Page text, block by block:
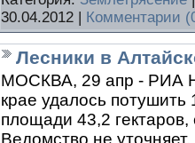
30.04.2012 | Комментарии
Лесники в
МОСКВА, 29 апр - РИА
крае удалось
площади 43,2
Ведомство не